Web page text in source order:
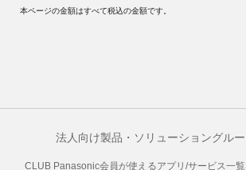
本ページの金額はすべて税込の金額です。
法人向け製品・ソリューショングル
CLUB Panasonic会員が使えるアプリ/サービス一覧